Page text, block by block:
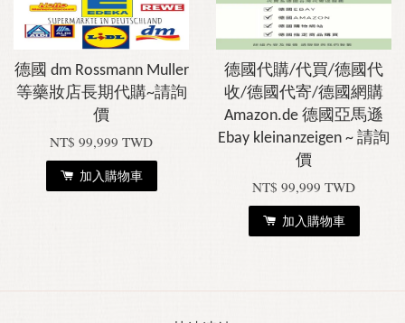
德國 dm Rossmann Muller
等藥妝店長期代購~請詢
價
NT$ 99,999 TWD
加入購物車
德國代購/代買/德國代
收/德國代寄/德國網購
Amazon.de 德國亞馬遜
Ebay kleinanzeigen ~ 請詢
價
NT$ 99,999 TWD
加入購物車